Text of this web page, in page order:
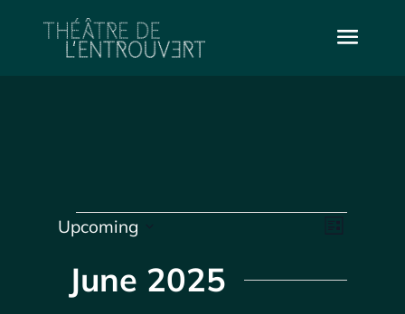
Events
Upcoming
June 2025